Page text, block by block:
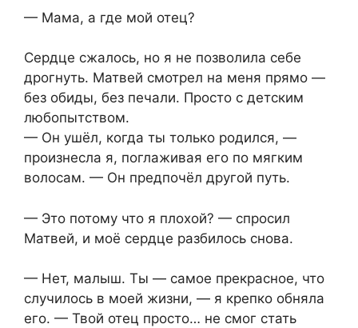
— Мама, а где мой отец?
Сердце сжалось, но я не позволила себе
дрогнуть. Матвей смотрел на меня прямо —
без обиды, без печали. Просто с детским
любопытством.
— Он ушёл, когда ты только родился, —
произнесла я, поглаживая его по мягким
волосам. — Он предпочёл другой путь.
— Это потому что я плохой? — спросил
Матвей, и моё сердце разбилось снова.
— Нет, малыш. Ты — самое прекрасное, что
случилось в моей жизни, — я крепко обняла
его. — Твой отец просто… не смог стать